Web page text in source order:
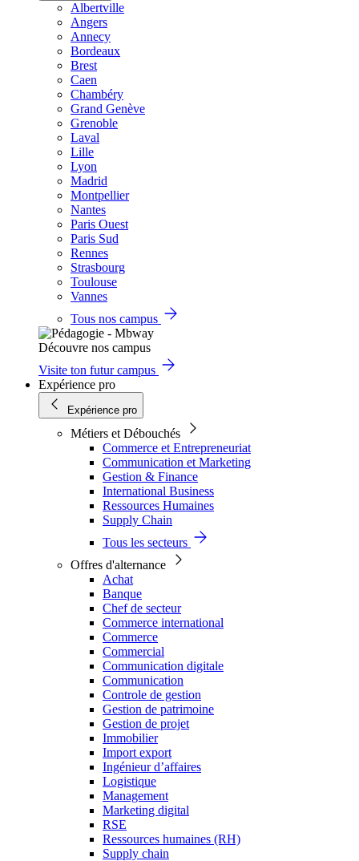
Albertville
Angers
Annecy
Bordeaux
Brest
Caen
Chambéry
Grand Genève
Grenoble
Laval
Lille
Lyon
Madrid
Montpellier
Nantes
Paris Ouest
Paris Sud
Rennes
Strasbourg
Toulouse
Vannes
Tous nos campus
Découvre nos campus
Visite ton futur campus
Expérience pro
Expérience pro
Métiers et Débouchés
Commerce et Entrepreneuriat
Communication et Marketing
Gestion & Finance
International Business
Ressources Humaines
Supply Chain
Tous les secteurs
Offres d'alternance
Achat
Banque
Chef de secteur
Commerce international
Commerce
Commercial
Communication digitale
Communication
Controle de gestion
Gestion de patrimoine
Gestion de projet
Immobilier
Import export
Ingénieur d’affaires
Logistique
Management
Marketing digital
RSE
Ressources humaines (RH)
Supply chain